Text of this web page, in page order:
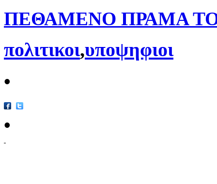
ΠΕΘΑΜΕΝΟ ΠΡΑΜΑ
πολιτικοι,υποψηφιοι
•
•